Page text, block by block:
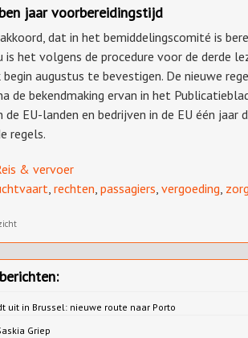
jaar voorbereidingstijd
dat in het bemiddelingscomité is
is het volgens de procedure voor de derde
augustus te bevestigen. De nieuwe
de bekendmaking ervan in het
EU-landen en bedrijven in de EU één
regels.
& vervoer
rechten passagiers vergoeding
uit in Brussel: nieuwe route naar Porto
Griep